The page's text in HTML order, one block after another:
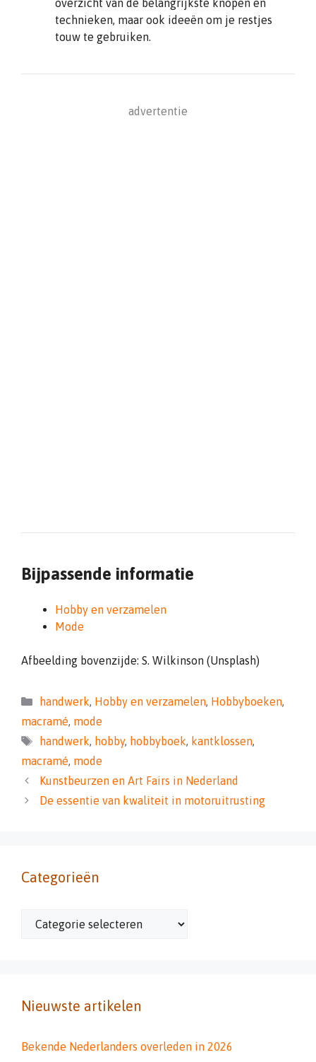
overzicht van de belangrijkste knopen en
technieken, maar ook ideeën om je restjes
touw te gebruiken.
advertentie
Bijpassende informatie
Hobby en verzamelen
Mode
Afbeelding bovenzijde: S. Wilkinson (Unsplash)
Categorieën
handwerk, Hobby en verzamelen, Hobbyboeken,
macramé, mode
Tags
handwerk, hobby, hobbyboek, kantklossen,
macramé, mode
Kunstbeurzen en Art Fairs in Nederland
De essentie van kwaliteit in motoruitrusting
Categorieën
Categorieën
Nieuwste artikelen
Bekende Nederlanders overleden in 2026